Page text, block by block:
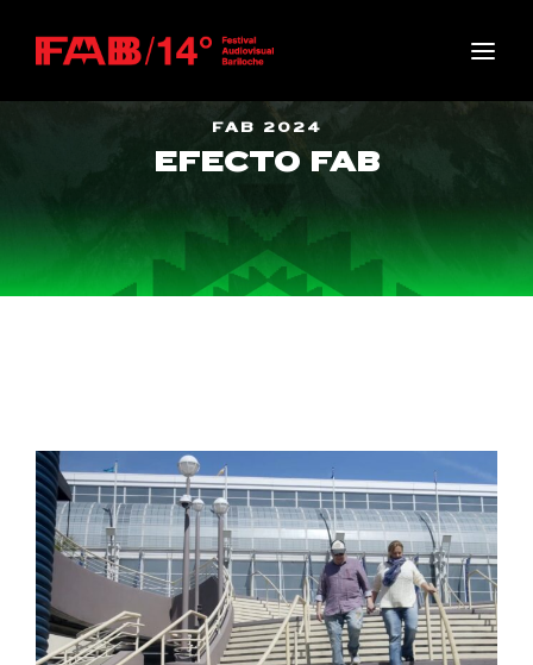
FAB 2024
EFECTO FAB
ESC to close
Username or Email Address
Password
Remember Me
Lost Your Password?